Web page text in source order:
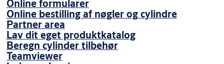
Online formularer
Online bestilling af nøgler og cylindre
Partner area
Lav dit eget produktkatalog
Beregn cylinder tilbehør
Teamviewer